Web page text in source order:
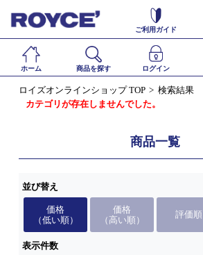
ご利用ガイド
ホーム 商品を探す ログイン
ロイズオンラインショップ TOP
検索結果
カテゴリが存在しませんでした。
商品一覧
並び替え
価格
（低い順）
価格
（高い順）
評価順
表示件数